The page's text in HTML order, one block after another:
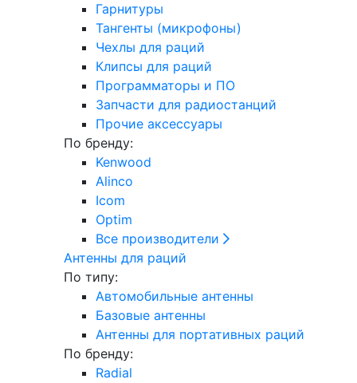
Гарнитуры
Тангенты (микрофоны)
Чехлы для раций
Клипсы для раций
Программаторы и ПО
Запчасти для радиостанций
Прочие аксессуары
По бренду:
Kenwood
Alinco
Icom
Optim
Все производители
Антенны для раций
По типу:
Автомобильные антенны
Базовые антенны
Антенны для портативных раций
По бренду:
Radial